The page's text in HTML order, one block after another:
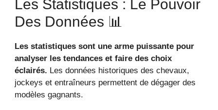
Les Statistiques : Le Pouvoir
Des Données 📊
Les statistiques sont une arme puissante pour
analyser les tendances et faire des choix
éclairés. Les données historiques des chevaux,
jockeys et entraîneurs permettent de dégager des
modèles gagnants.